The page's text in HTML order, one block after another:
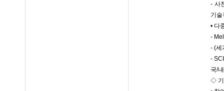
- 사
기술
• 다
-
- (세
-
국/
◇ 기